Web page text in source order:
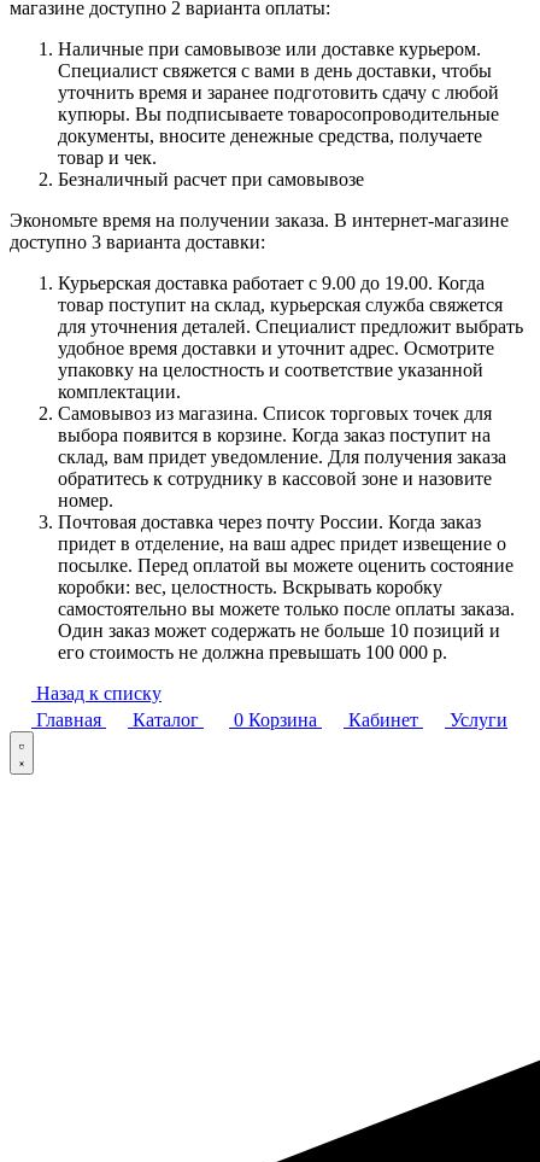
магазине доступно 2 варианта оплаты:
Наличные при самовывозе или доставке курьером.
Специалист свяжется с вами в день доставки, чтобы
уточнить время и заранее подготовить сдачу с любой
купюры. Вы подписываете товаросопроводительные
документы, вносите денежные средства, получаете
товар и чек.
Безналичный расчет при самовывозе
Экономьте время на получении заказа. В интернет-магазине
доступно 3 варианта доставки:
Курьерская доставка работает с 9.00 до 19.00. Когда
товар поступит на склад, курьерская служба свяжется
для уточнения деталей. Специалист предложит выбрать
удобное время доставки и уточнит адрес. Осмотрите
упаковку на целостность и соответствие указанной
комплектации.
Самовывоз из магазина. Список торговых точек для
выбора появится в корзине. Когда заказ поступит на
склад, вам придет уведомление. Для получения заказа
обратитесь к сотруднику в кассовой зоне и назовите
номер.
Почтовая доставка через почту России. Когда заказ
придет в отделение, на ваш адрес придет извещение о
посылке. Перед оплатой вы можете оценить состояние
коробки: вес, целостность. Вскрывать коробку
самостоятельно вы можете только после оплаты заказа.
Один заказ может содержать не больше 10 позиций и
его стоимость не должна превышать 100 000 р.
Назад к списку
Главная
Каталог 0 Корзина Кабинет Услуги